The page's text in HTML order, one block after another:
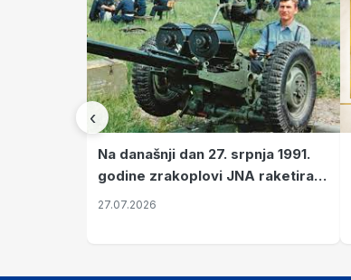
‹
Na današnji dan 27. srpnja 1991.
godine zrakoplovi JNA raketirali
su vojarnu i obučni centar "Nikola
27.07.2026